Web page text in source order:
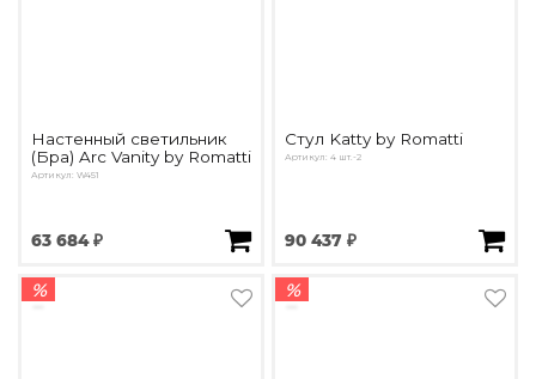
Настенный светильник
(Бра) Arc Vanity by Romatti
Артикул: W451
63 684 ₽
Стул Katty by Romatti
Артикул: 4 шт.-2
90 437 ₽
% %